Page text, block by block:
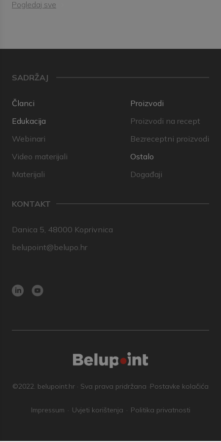
Pogledaj sve
SADRŽAJ
Članci
Edukacija
Webinari
Video materijali
Materijali
Proizvodi
Proizvodi na recept
Bezreceptni proizvodi
Ostalo
Događaji
KONTAKT
Danica 5, 48000 Koprivnica
belupoint@belupo.hr
©2022. belupoint.hr · Sva prava pridržana ·Postavke kolačića
Impressum Uvjeti korištenja Politika privatnosti